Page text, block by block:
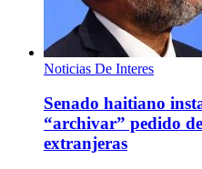
Noticias De Interes
Senado haitiano
“archivar” pedido
extranjeras